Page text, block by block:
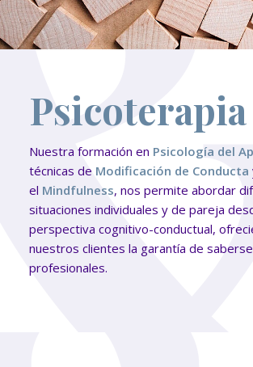
Psicoterapia
Nuestra formación en Psicología del
técnicas de Modificación de Conducta
el Mindfulness, nos permite abordar
situaciones individuales y de pareja
perspectiva cognitivo-conductual,
nuestros clientes la garantía de
profesionales.